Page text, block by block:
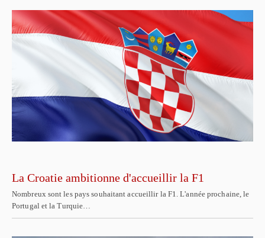
La Croatie ambitionne d'accueillir la F1
Nombreux sont les pays souhaitant accueillir la F1. L'année prochaine, le
Portugal et la Turquie…